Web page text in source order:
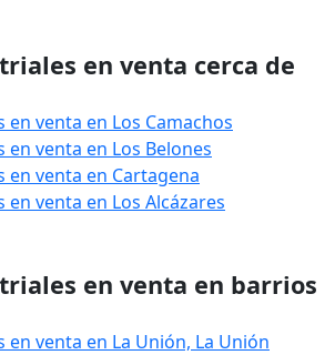
en venta cerca de
en venta en Los Camachos
en venta en Los Belones
en venta en Cartagena
venta en Los Alcázares
en venta en barrios
en venta en La Unión, La Unión